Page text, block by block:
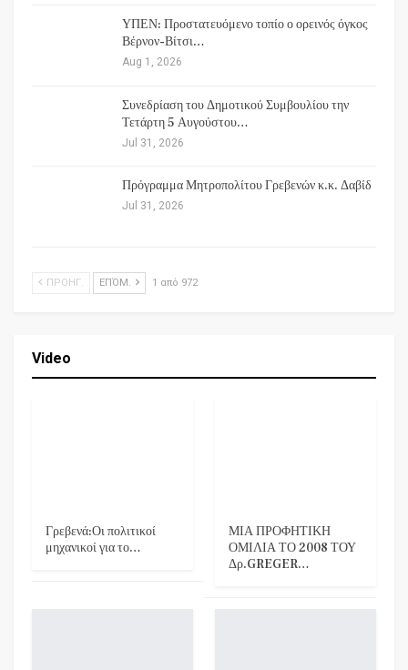
ΥΠΕΝ: Προστατευόμενο τοπίο ο ορεινός όγκος
Βέρνον-Βίτσι…
Aug 1, 2026
Συνεδρίαση του Δημοτικού Συμβουλίου την
Τετάρτη 5 Αυγούστου…
Jul 31, 2026
Πρόγραμμα Μητροπολίτου Γρεβενών κ.κ. Δαβίδ
Jul 31, 2026
ΠΡΟΗΓ. ΕΠΌΜ. 1 από 972
Video
Γρεβενά:Οι πολιτικοί
μηχανικοί για το…
ΜΙΑ ΠΡΟΦΗΤΙΚΗ
ΟΜΙΛΙΑ ΤΟ 2008 ΤΟΥ
Δρ.GREGER…